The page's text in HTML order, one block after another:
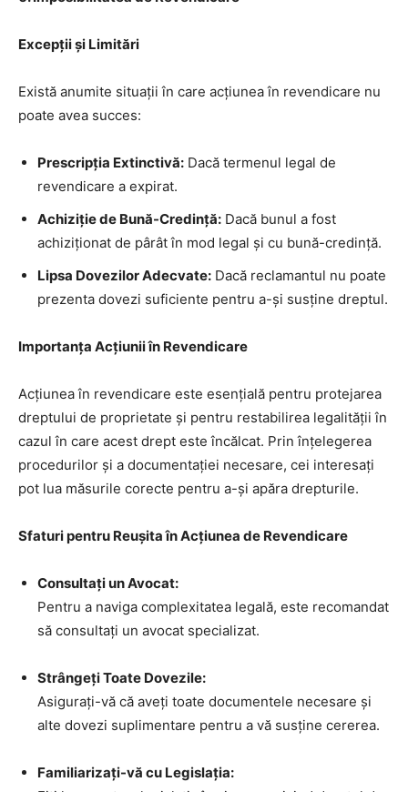
Excepții și Limitări
Există anumite situații în care acțiunea în revendicare nu
poate avea succes:
Prescripția Extinctivă: Dacă termenul legal de
revendicare a expirat.
Achiziție de Bună-Credință: Dacă bunul a fost
achiziționat de pârât în mod legal și cu bună-credință.
Lipsa Dovezilor Adecvate: Dacă reclamantul nu poate
prezenta dovezi suficiente pentru a-și susține dreptul.
Importanța Acțiunii în Revendicare
Acțiunea în revendicare este esențială pentru protejarea
dreptului de proprietate și pentru restabilirea legalității în
cazul în care acest drept este încălcat. Prin înțelegerea
procedurilor și a documentației necesare, cei interesați
pot lua măsurile corecte pentru a-și apăra drepturile.
Sfaturi pentru Reușita în Acțiunea de Revendicare
Consultați un Avocat:
Pentru a naviga complexitatea legală, este recomandat
să consultați un avocat specializat.
Strângeți Toate Dovezile:
Asigurați-vă că aveți toate documentele necesare și
alte dovezi suplimentare pentru a vă susține cererea.
Familiarizați-vă cu Legislația: